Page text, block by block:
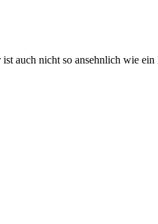
auch nicht so ansehnlich wie